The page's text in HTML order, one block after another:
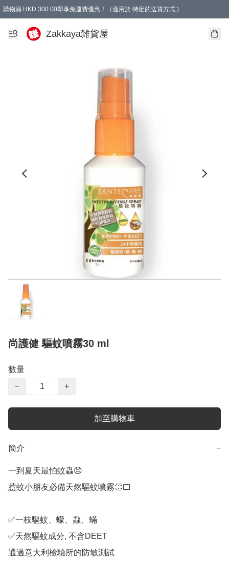
購物滿 HKD 300.00即享免運費優惠！（適用於 特定的送貨方式 )
Zakkaya雑貨屋
尚護健 驅蚊噴霧30 ml
數量
−
+
加至購物車
簡介 −
一到夏天最怕蚊蟲😣
惹蚊小朋友必備天然驅蚊噴霧👏🏻
✅一枝驅蚊、蠓、蝨、蟎
✅天然驅蚊成分, 不含DEET
通過意大利檢驗所的防敏測試